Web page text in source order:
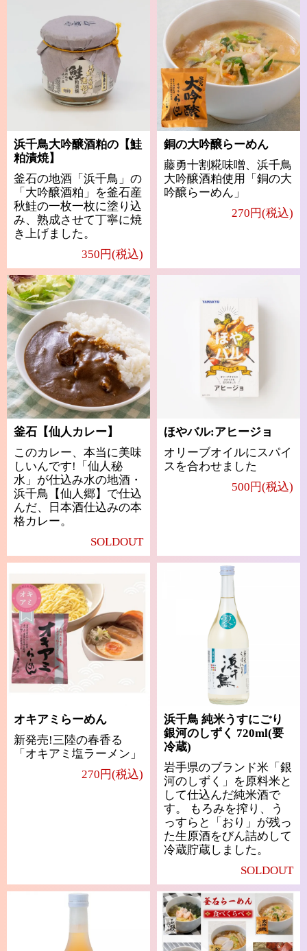
浜千鳥大吟醸酒粕の【鮭
粕漬焼】
釜石の地酒「浜千鳥」の
「大吟醸酒粕」を釜石産
秋鮭の一枚一枚に塗り込
み、熟成させて丁寧に焼
き上げました。
350円(税込)
銅の大吟醸らーめん
藤勇十割糀味噌、浜千鳥
大吟醸酒粕使用「銅の大
吟醸らーめん」
270円(税込)
釜石【仙人カレー】
このカレー、本当に美味
しいんです!「仙人秘
水」が仕込み水の地酒・
浜千鳥【仙人郷】で仕込
んだ、日本酒仕込みの本
格カレー。
SOLDOUT
ほやバル:アヒージョ
オリーブオイルにスパイ
スを合わせました
500円(税込)
オキアミらーめん
新発売!三陸の春香る
「オキアミ塩ラーメン」
270円(税込)
浜千鳥 純米うすにごり
銀河のしずく 720ml(要
冷蔵)
岩手県のブランド米「銀
河のしずく」を原料米と
して仕込んだ純米酒で
す。 もろみを搾り、う
っすらと「おり」が残っ
た生原酒をびん詰めして
冷蔵貯蔵しました。
SOLDOUT